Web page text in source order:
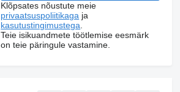
Klõpsates nõustute meie
privaatsuspoliitikaga ja
kasutustingimustega
Teie isikuandmete töötlemise eesmärk
on teie päringule vastamine.